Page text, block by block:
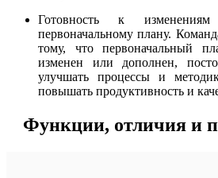
Готовность к
первоначальному плану.
тому, что первоначальный
изменен или дополнен,
улучшать процессы и
повышать продуктивность и
Функции, отличия и